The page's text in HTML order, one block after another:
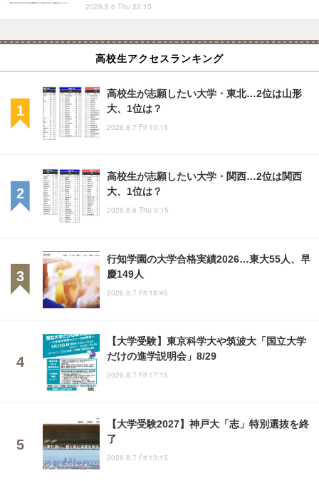
2026.8.6 Thu 22:15
高校生アクセスランキング
高校生が志願したい大学・東北…2位は山形
大、1位は？
2026.8.7 Fri 10:15
高校生が志願したい大学・関西…2位は関西
大、1位は？
2026.8.6 Thu 9:15
行知学園の大学合格実績2026…東大55人、早
慶149人
2026.8.7 Fri 18:45
【大学受験】東京科学大や筑波大「国立大学
だけの進学説明会」8/29
2026.8.7 Fri 17:15
【大学受験2027】神戸大「志」特別選抜を終
了
2026.8.7 Fri 13:15